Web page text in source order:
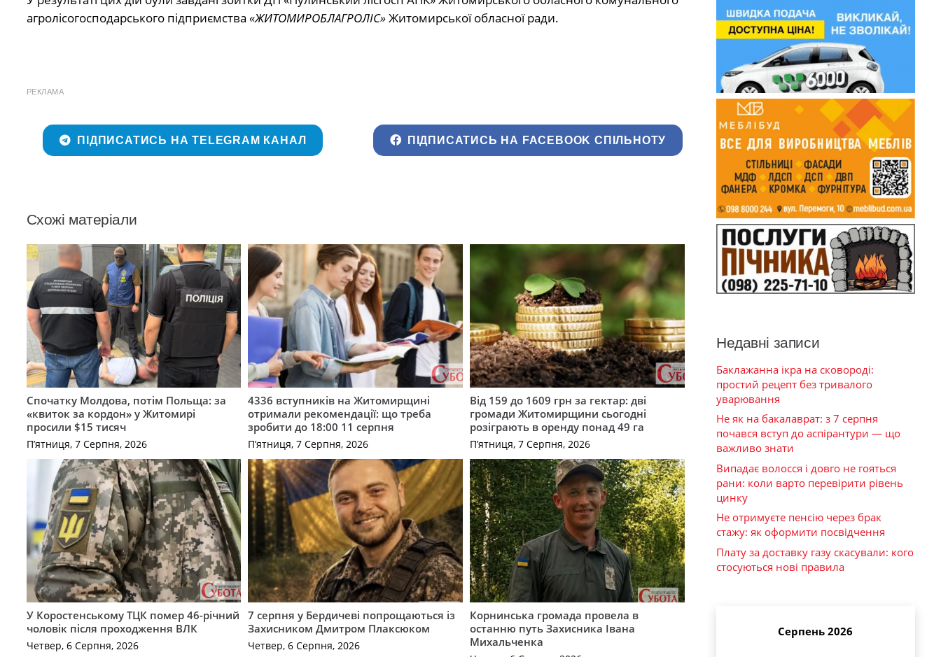
агролісогосподарського підприємства «ЖИТОМИРОБЛАГРОЛІС»Житомирської обласної ради.
РЕКЛАМА
ПІДПИСАТИСЬ НА TELEGRAM КАНАЛ ПІДПИСАТИСЬ НА FACEBOOK СПІЛЬНОТУ
Схожі матеріали
Спочатку Молдова, потім Польща: за
«квиток за кордон» у Житомирі
просили $15 тисяч
П’ятниця, 7 Серпня, 2026
4336 вступників на Житомирщині
отримали рекомендації: що треба
зробити до 18:00 11 серпня
П’ятниця, 7 Серпня, 2026
Від 159 до 1609 грн за гектар: дві
громади Житомирщини сьогодні
розіграють в оренду понад 49 га
П’ятниця, 7 Серпня, 2026
У Коростенському ТЦК помер 46-річний
чоловік після проходження ВЛК
Четвер, 6 Серпня, 2026
7 серпня у Бердичеві попрощаються із
Захисником Дмитром Плаксюком
Четвер, 6 Серпня, 2026
Корнинська громада провела в
останню путь Захисника Івана
Михальченка
Недавні записи
Баклажанна ікра на сковороді:
простий рецепт без тривалого
уварювання
Не як на бакалаврат: з 7 серпня
почався вступ до аспірантури — що
важливо знати
Випадає волосся і довго не гояться
рани: коли варто перевірити рівень
цинку
Не отримуєте пенсію через брак
стажу: як оформити посвідчення
Плату за доставку газу скасували: кого
стосуються нові правила
Серпень 2026